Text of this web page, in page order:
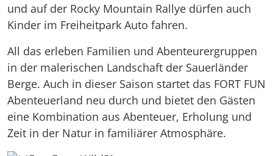
und auf der Rocky Mountain Rallye dürfen auch
Kinder im Freiheitpark Auto fahren.
All das erleben Familien und Abenteurergruppen
in der malerischen Landschaft der Sauerländer
Berge. Auch in dieser Saison startet das FORT FUN
Abenteuerland neu durch und bietet den Gästen
eine Kombination aus Abenteuer, Erholung und
Zeit in der Natur in familiärer Atmosphäre.